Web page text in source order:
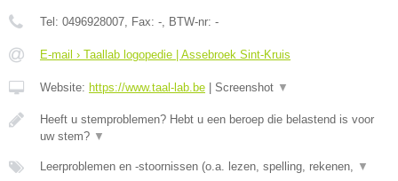
Tel: 0496928007 , Fax: - , BTW-nr: -
E-mail › Taallab logopedie | Assebroek Sint-Kruis
Website: https://www.taal-lab.be | Screenshot ▼
Heeft u stemproblemen? Hebt u een beroep die belastend is voor
uw stem? ▼
Leerproblemen en -stoornissen (o.a. lezen, spelling, rekenen, ▼